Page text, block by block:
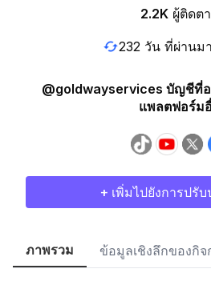
2.2K ผู้ติดต
232 วัน ที่ผ่านม
@goldwayservices บัญชีที่
แพลตฟอร์ม
+ เพิ่มไปยังการปรั
ภาพรวม ข้อมูลเชิงลึกของกิจ